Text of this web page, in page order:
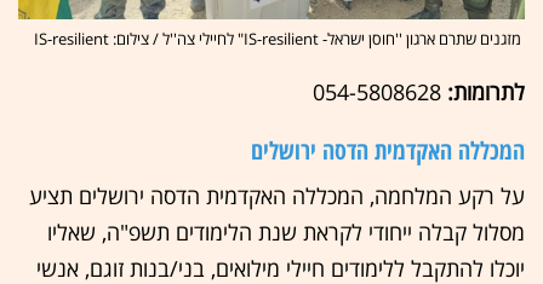
מזגנים שתרם ארגון ''חוסן ישראל- IS-resilient" לחיילי צה''ל / צילום: IS-resilient
לתרומות:
המכללה האקדמית הדסה ירושלים
על רקע המלחמה, המכללה האקדמית הדסה ירושלים תציע
מסלול קבלה ייחודי לקראת שנת הלימודים תשפ"ה, שאליו
יוכלו להתקבל ללימודים חיילי מילואים, בני/בנות זוגם, אנשי